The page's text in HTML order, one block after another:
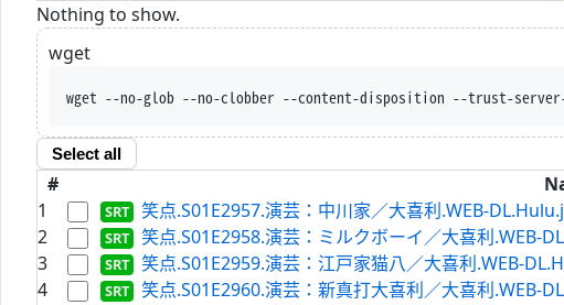
Nothing to show.
wget
wget --no-glob --no-clobber --content-disposition --trust-
Select all
#
1
笑点.S01E2957.演芸：中川家／大喜利.WEB-
2
笑点.S01E2958.演芸：ミルクボーイ／大喜利.WEB-
3
笑点.S01E2959.演芸：江戸家猫八／大喜利.WEB-
4
笑点.S01E2960.演芸：新真打大喜利／大喜利.WEB-